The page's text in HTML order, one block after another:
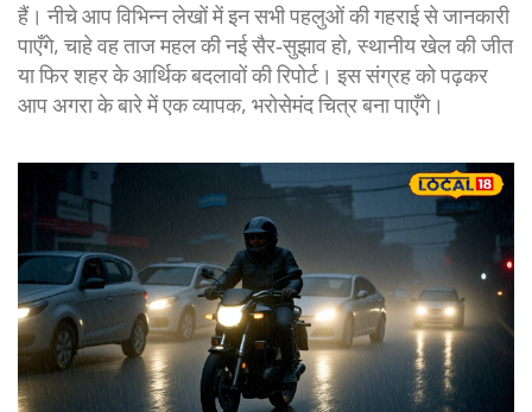
हैं। नीचे आप विभिन्न लेखों में इन सभी पहलुओं की गहराई से जानकारी
पाएँगे, चाहे वह ताज महल की नई सैर‑सुझाव हो, स्थानीय खेल की जीत
या फिर शहर के आर्थिक बदलावों की रिपोर्ट। इस संग्रह को पढ़कर
आप अगरा के बारे में एक व्यापक, भरोसेमंद चित्र बना पाएँगे।